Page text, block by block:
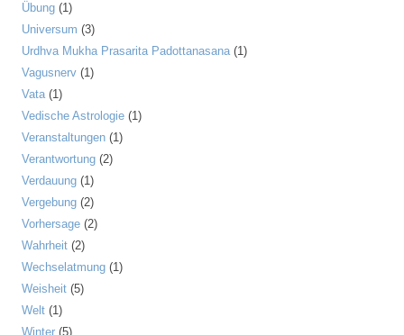
Übung (1)
Universum (3)
Urdhva Mukha Prasarita Padottanasana(1)
Vagusnerv (1)
Vata(1)
Vedische Astrologie (1)
Veranstaltungen (1)
Verantwortung (2)
Verdauung (1)
Vergebung (2)
Vorhersage (2)
Wahrheit (2)
Wechselatmung (1)
Weisheit (5)
Welt (1)
Winter (5)